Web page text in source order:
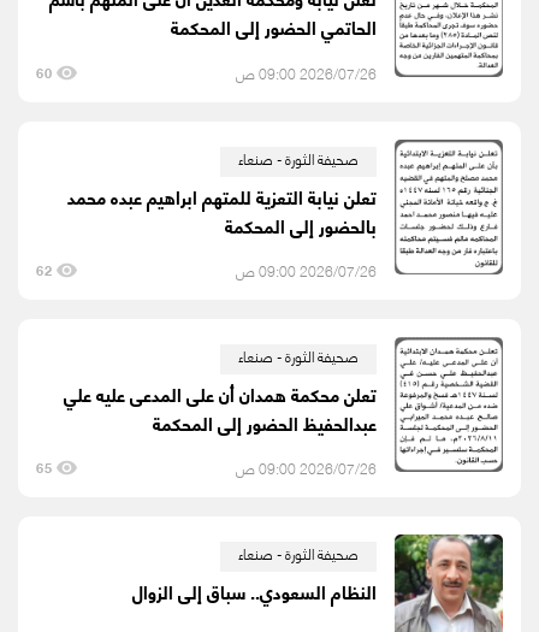
الحاتمي الحضور إلى المحكمة
2026/07/26 09:00 ص 60
صحيفة الثورة - صنعاء
تعلن نيابة التعزية للمتهم ابراهيم عبده محمد
بالحضور إلى المحكمة
2026/07/26 09:00 ص 62
صحيفة الثورة - صنعاء
تعلن محكمة همدان أن على المدعى عليه علي
عبدالحفيظ الحضور إلى المحكمة
2026/07/26 09:00 ص 65
صحيفة الثورة - صنعاء
النظام السعودي.. سباق إلى الزوال